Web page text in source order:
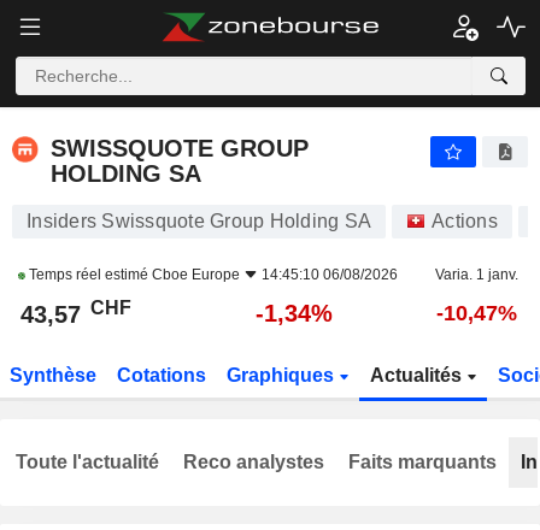
SWISSQUOTE GROUP
HOLDING SA
Insiders Swissquote Group Holding SA Actions
Temps réel estimé Cboe Europe 14:45:10 06/08/2026 Varia. 1 janv.
43,57 CHF -1,34% -10,47%
Synthèse Cotations Graphiques Actualités
Toute l'actualité Reco analystes Faits marquants